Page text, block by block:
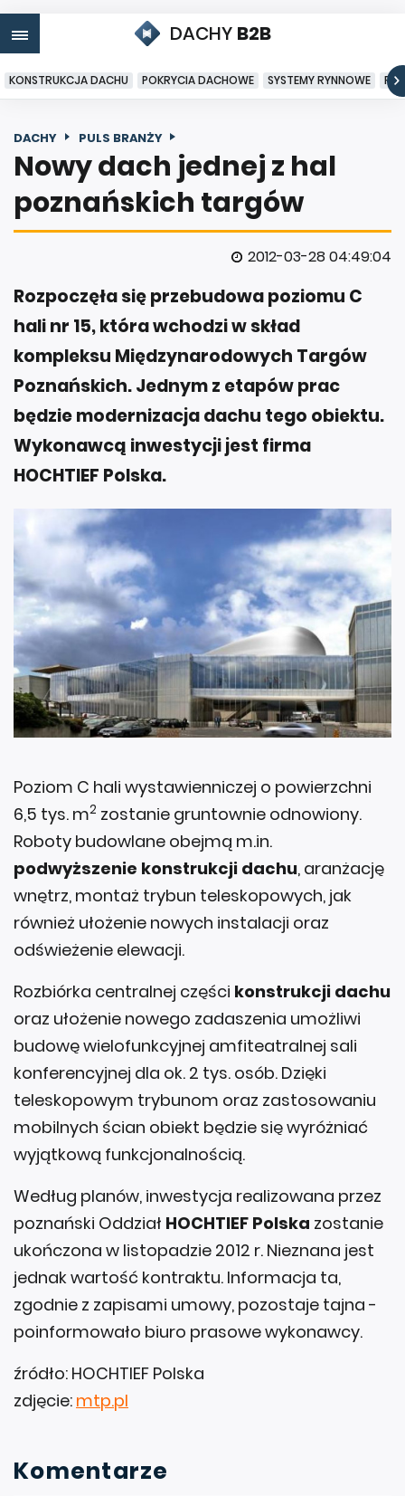
DACHY B2B
KONSTRUKCJA DACHU POKRYCIA DACHOWE SYSTEMY RYNNOWE
DACHY PULS BRANŻY
Nowy dach jednej z hal
poznańskich targów
2012-03-28 04:49:04
Rozpoczęła się przebudowa poziomu C
hali nr 15, która wchodzi w skład
kompleksu Międzynarodowych Targów
Poznańskich. Jednym z etapów prac
będzie modernizacja dachu tego obiektu.
Wykonawcą inwestycji jest firma
HOCHTIEF Polska.
Poziom C hali wystawienniczej o powierzchni
6,5 tys. m2 zostanie gruntownie odnowiony.
Roboty budowlane obejmą m.in.
podwyższenie konstrukcji dachu, aranżację
wnętrz, montaż trybun teleskopowych, jak
również ułożenie nowych instalacji oraz
odświeżenie elewacji.
Rozbiórka centralnej części konstrukcji dachu
oraz ułożenie nowego zadaszenia umożliwi
budowę wielofunkcyjnej amfiteatralnej sali
konferencyjnej dla ok. 2 tys. osób. Dzięki
teleskopowym trybunom oraz zastosowaniu
mobilnych ścian obiekt będzie się wyróżniać
wyjątkową funkcjonalnością.
Według planów, inwestycja realizowana przez
poznański Oddział HOCHTIEF Polska zostanie
ukończona w listopadzie 2012 r. Nieznana jest
jednak wartość kontraktu. Informacja ta,
zgodnie z zapisami umowy, pozostaje tajna -
poinformowało biuro prasowe wykonawcy.
źródło: HOCHTIEF Polska
zdjęcie: mtp.pl
Komentarze